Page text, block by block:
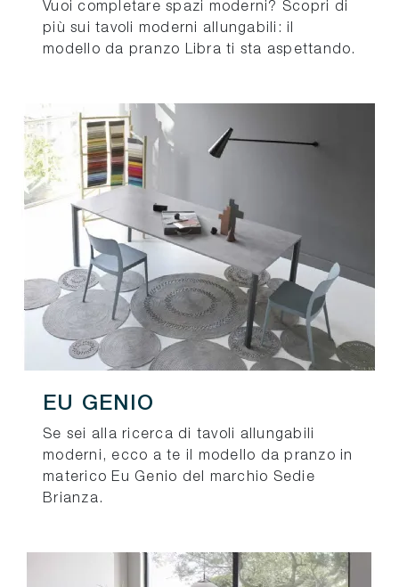
Vuoi completare spazi moderni? Scopri di
più sui tavoli moderni allungabili: il
modello da pranzo Libra ti sta aspettando.
EU GENIO
Se sei alla ricerca di tavoli allungabili
moderni, ecco a te il modello da pranzo in
materico Eu Genio del marchio Sedie
Brianza.